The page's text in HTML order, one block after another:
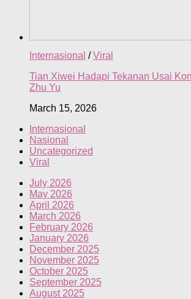
Internasional /Viral
Tian Xiwei Hadapi Tekanan Usai
Zhu Yu
March 15, 2026
Internasional
Nasional
Uncategorized
Viral
July 2026
May 2026
April 2026
March 2026
February 2026
January 2026
December 2025
November 2025
October 2025
September 2025
August 2025